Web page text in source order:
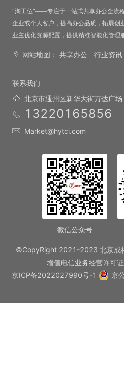
“淘工位”——专注于一站式共享办公全流
企业或个人客户，提高办公品质，拓展创
业主优化资源配置，提供精准智能化管理
网站地图： 共享办公 行业资讯
联系我们
北京市通州区新华大街万达广
13220165856
Market@hytci.com
微信公众号
©CopyRight 2021-2023 北京成
增值电信业务经营许可
京ICP备2022027990号-1
京